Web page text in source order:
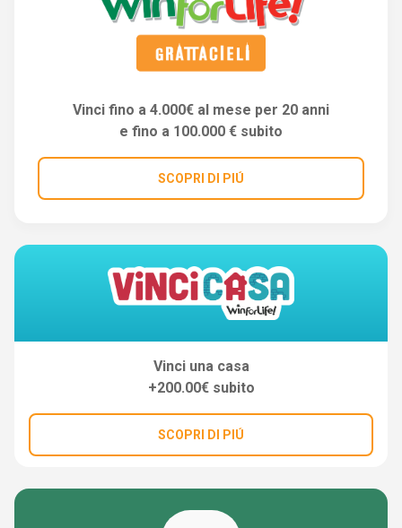
Vinci fino a 4.000€ al mese per 20 anni
e fino a 100.000 € subito
SCOPRI DI PIÚ
Vinci una casa
+200.00€ subito
SCOPRI DI PIÚ